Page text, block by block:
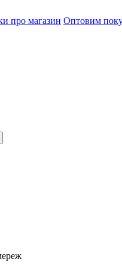
про магазин Оптовим